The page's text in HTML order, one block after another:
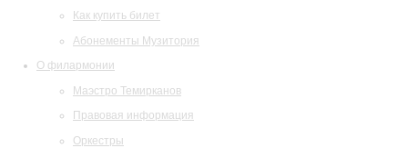
Как купить билет
Абонементы Музитория
О филармонии
Маэстро Темирканов
Правовая информация
Оркестры